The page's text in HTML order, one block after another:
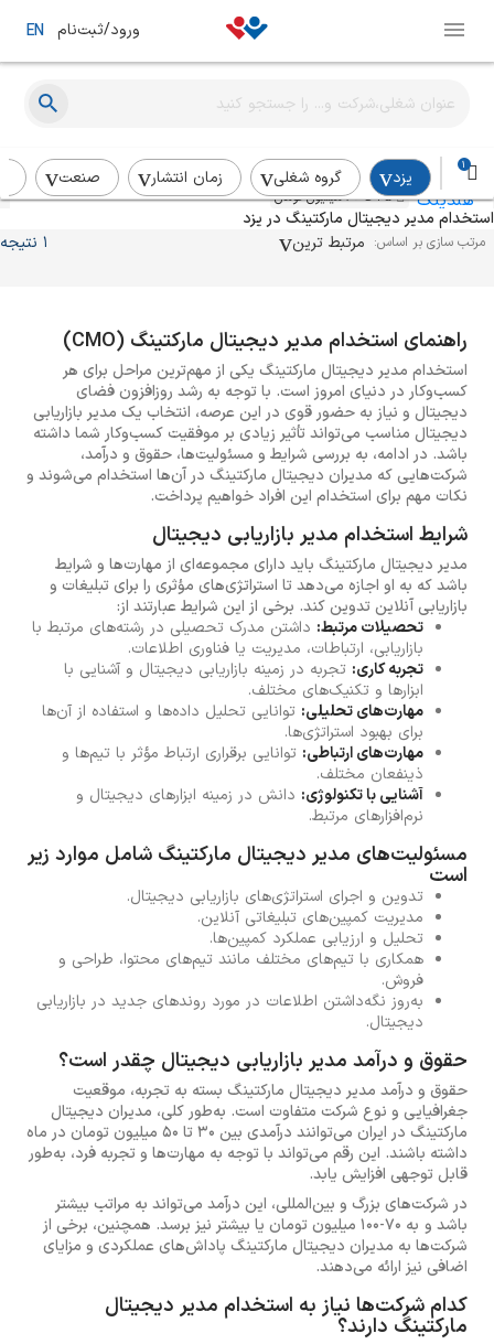
ورود/ثبت‌نام EN
1
یزد گروه شغلی زمان انتشار صنعت
استخدام مدیر دیجیتال مارکتینگ در یزد
مرتب سازی بر اساس: مرتبط ترین 1 نتیجه
مدیر بازاریابی دیجیتال
یزد
حضوری در چند هفته‌ی اخیر
45 تا 60 میلیون تومان
راهنمای استخدام مدیر دیجیتال مارکتینگ (CMO)
استخدام مدیر دیجیتال مارکتینگ یکی از مهم‌ترین مراحل برای هر
کسب‌وکار در دنیای امروز است. با توجه به رشد روزافزون فضای
دیجیتال و نیاز به حضور قوی در این عرصه، انتخاب یک مدیر بازاریابی
دیجیتال مناسب می‌تواند تأثیر زیادی بر موفقیت کسب‌وکار شما داشته
باشد. در ادامه، به بررسی شرایط و مسئولیت‌ها، حقوق و درآمد،
شرکت‌هایی که مدیران دیجیتال مارکتینگ در آن‌ها استخدام می‌شوند و
نکات مهم برای استخدام این افراد خواهیم پرداخت.
شرایط استخدام مدیر بازاریابی دیجیتال
مدیر دیجیتال مارکتینگ باید دارای مجموعه‌ای از مهارت‌ها و شرایط
باشد که به او اجازه می‌دهد تا استراتژی‌های مؤثری را برای تبلیغات و
بازاریابی آنلاین تدوین کند. برخی از این شرایط عبارتند از:
تحصیلات مرتبط: داشتن مدرک تحصیلی در رشته‌های مرتبط با
بازاریابی، ارتباطات، مدیریت یا فناوری اطلاعات.
تجربه کاری: تجربه در زمینه بازاریابی دیجیتال و آشنایی با
ابزارها و تکنیک‌های مختلف.
مهارت‌های تحلیلی: توانایی تحلیل داده‌ها و استفاده از آن‌ها
برای بهبود استراتژی‌ها.
مهارت‌های ارتباطی: توانایی برقراری ارتباط مؤثر با تیم‌ها و
ذینفعان مختلف.
آشنایی با تکنولوژی: دانش در زمینه ابزارهای دیجیتال و
نرم‌افزارهای مرتبط.
مسئولیت‌های مدیر دیجیتال مارکتینگ شامل موارد زیر
است
تدوین و اجرای استراتژی‌های بازاریابی دیجیتال.
مدیریت کمپین‌های تبلیغاتی آنلاین.
تحلیل و ارزیابی عملکرد کمپین‌ها.
همکاری با تیم‌های مختلف مانند تیم‌های محتوا، طراحی و
فروش.
به‌روز نگه‌داشتن اطلاعات در مورد روندهای جدید در بازاریابی
دیجیتال.
حقوق و درآمد مدیر بازاریابی دیجیتال چقدر است؟
حقوق و درآمد مدیر دیجیتال مارکتینگ بسته به تجربه، موقعیت
جغرافیایی و نوع شرکت متفاوت است. به‌طور کلی، مدیران دیجیتال
مارکتینگ در ایران می‌توانند درآمدی بین 30 تا 50 میلیون تومان در ماه
داشته باشند. این رقم می‌تواند با توجه به مهارت‌ها و تجربه فرد، به‌طور
قابل توجهی افزایش یابد.
در شرکت‌های بزرگ و بین‌المللی، این درآمد می‌تواند به مراتب بیشتر
باشد و به 70-100 میلیون تومان یا بیشتر نیز برسد. همچنین، برخی از
شرکت‌ها به مدیران دیجیتال مارکتینگ پاداش‌های عملکردی و مزایای
اضافی نیز ارائه می‌دهند.
کدام شرکت‌ها نیاز به استخدام مدیر دیجیتال
مارکتینگ دارند؟